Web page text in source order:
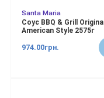
Santa Maria
Соус BBQ & Grill Original
American Style 2575г
974.00грн.